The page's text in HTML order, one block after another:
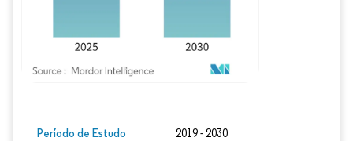
Período de Estudo 2019 - 2030